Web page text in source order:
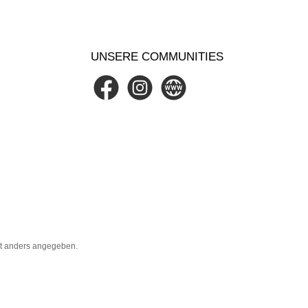
UNSERE COMMUNITIES
FacebookInstagramWebsite
anders angegeben.